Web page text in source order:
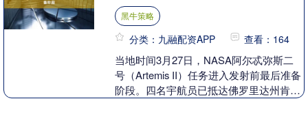
黑牛策略
分类：九融配资APP 查看：164
当地时间3月27日，NASA阿尔忒弥斯二
号（Artemis II）任务进入发射前最后准备
阶段。四名宇航员已抵达佛罗里达州肯尼